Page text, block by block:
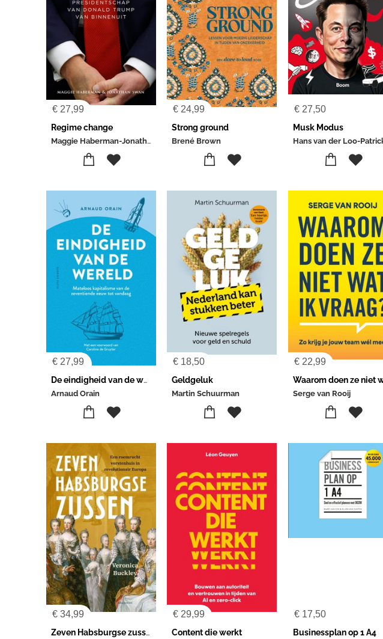
€27,99
Regime change
Maggie Haberman-Jonathan Swan
€ 24,99
Strong ground
Brené Brown
€27,50
Musk Modus
€27,99
De eindigheid van de wereld
Arnaud Orain
€ 18,50
Geldgeluk
Martin Schuurman
€22,99
Serge van Rooij
€34,99
Zeven Habsburgse zussen
€ 29,99
Content die werkt
€17,50
Businessplan op 1 A4